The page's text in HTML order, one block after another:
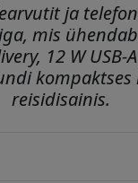
ja
mis
12 W USB-
kompaktses
reisidisainis.